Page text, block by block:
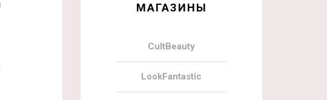
МАГАЗИНЫ
CultBeauty
LookFantastic